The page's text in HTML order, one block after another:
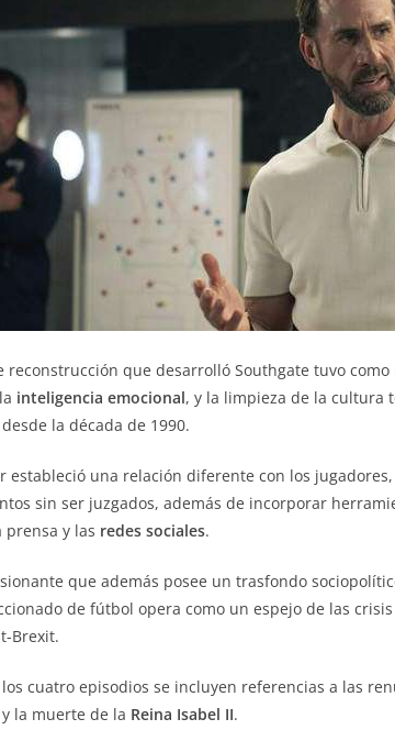
reconstrucción que desarrolló Southgate tuvo
inteligencia emocional, y la limpieza de la cultura
la década de 1990.
estableció una relación diferente con los
sin ser juzgados, además de incorporar
prensa y las redes sociales.
que además posee un trasfondo
de fútbol opera como un espejo de las
Brexit.
cuatro episodios se incluyen referencias a las
y la muerte de la Reina Isabel II.